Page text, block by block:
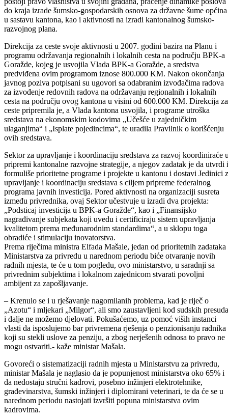
Ustikolini.
U ovogodišnjem budžetu Ministarstva za privredu za podsticaj
poljoprivrednoj proizvodnji izdvojeno je 450.000 KM, što je duplo
ovog ministarstva i Vlade kantona je prema riječima resornog ministra
Mašale, da se kroz podsticaj i razne subvencije poljoprivrednim
proizvođačima ekonomski ojačaju poljoprivredna gazdinstva i
konkurentna na tržištu, čime bi se stvorile perspektive za razvoj
ruralnog područja i spriječavanje odliva stanovništva u gradove.
Pored redovnih aktivnosti Uprave za šumarstvo koje se odnose na
izdavanje saglasnosti na godišnje planove gospodarenja lovačkih
društava i JP „Bosansko-podrinjske šume“, jedan od bitnih zadataka
ove uprave je izrada tenderske dokumentacije i odabir najpovoljnijeg
ponuđača za izradu šumsko-gospodarske osnove za šume na kojima
do kraja izrade šumsko-gospodarskih osnova za državne šume općina
u sastavu kantona, kao i aktivnosti na izradi kantonalnog šumsko-
razvojnog plana.
Direkcija za ceste svoje aktivnosti u 2007. godini bazira na Planu i
programu održavanja regionalnih i lokalnih cesta na području BPK-a
Goražde, kojeg je usvojila Vlada BPK-a Goražde, a sredstva
predviđena ovim programom iznose 800.000 KM. Nakon okončanja
javnog poziva potpisani su ugovori sa odabranim izvođačima radova
za izvođenje redovnih radova na održavanju regionalnih i lokalnih
cesta na području ovog kantona u visini od 600.000 KM. Direkcija za
ceste pripremila je, a Vlada kantona usvojila, i programe utroška
sredstava na ekonomskim kodovima „Učešće u zajedničkim
ulaganjima“ i „Isplate pojedincima“, te uradila Pravilnik o korišćenju
ovih sredstava.
Sektor za upravljanje i koordinaciju sredstava za razvoj koordiniraće
pripremi kantonalne razvojne strategije, a njegov zadatak je da utvrdi i
formuliše prioritetne programe i projekte u kantonu i dostavi Jedinici
upravljanje i koordinaciju sredstava s ciljem pripreme federalnog
programa javnih investicija. Pored aktivnosti na organizaciji susreta
između privrednika, ovaj Sektor učestvuje u izradi dva projekta:
nagrađivanje subjekata koji uvedu i certificiraju sistem upravljanja
kvalitetom prema međunarodnim standardima“, a u sklopu toga
obradiće i stimulaciju inovatorstva.
Prema riječima ministra Elfada Mašale, jedan od prioritetnih zadataka
Ministarstva za privredu u narednom periodu biće otvaranje novih
radnih mjesta, te će u tom pogledu, ovo ministarstvo, u saradnji sa